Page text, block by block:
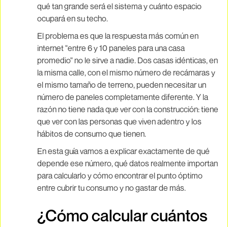
qué tan grande será el sistema y cuánto espacio
ocupará en su techo.
El problema es que la respuesta más común en
internet "entre 6 y 10 paneles para una casa
promedio" no le sirve a nadie. Dos casas idénticas, en
la misma calle, con el mismo número de recámaras y
el mismo tamaño de terreno, pueden necesitar un
número de paneles completamente diferente. Y la
razón no tiene nada que ver con la construcción: tiene
que ver con las personas que viven adentro y los
hábitos de consumo que tienen.
En esta guía vamos a explicar exactamente de qué
depende ese número, qué datos realmente importan
para calcularlo y cómo encontrar el punto óptimo
entre cubrir tu consumo y no gastar de más.
¿Cómo calcular cuántos